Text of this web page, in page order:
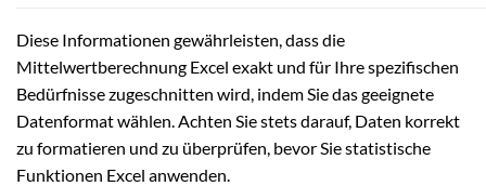
Diese Informationen gewährleisten, dass die
Mittelwertberechnung Excel exakt und für Ihre spezifischen
Bedürfnisse zugeschnitten wird, indem Sie das geeignete
Datenformat wählen. Achten Sie stets darauf, Daten korrekt
zu formatieren und zu überprüfen, bevor Sie statistische
Funktionen Excel anwenden.